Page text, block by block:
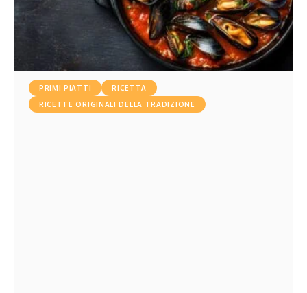
PRIMI PIATTI
RICETTA
RICETTE ORIGINALI DELLA TRADIZIONE